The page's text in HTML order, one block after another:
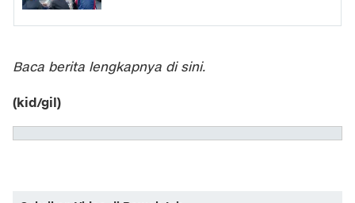
Baca berita lengkapnya di sini.
(kid/gil)